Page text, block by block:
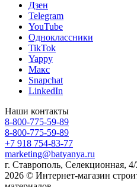
Дзен
Telegram
YouTube
Одноклассники
TikTok
Yappy
Макс
Snapchat
LinkedIn
Наши контакты
8-800-775-59-89
8-800-775-59-89
+7 918 754-83-77
marketing@batyanya.ru
г. Ставрополь, Селекционная,
2026 © Интернет-магазин